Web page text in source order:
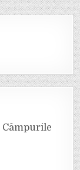
Câmpurile